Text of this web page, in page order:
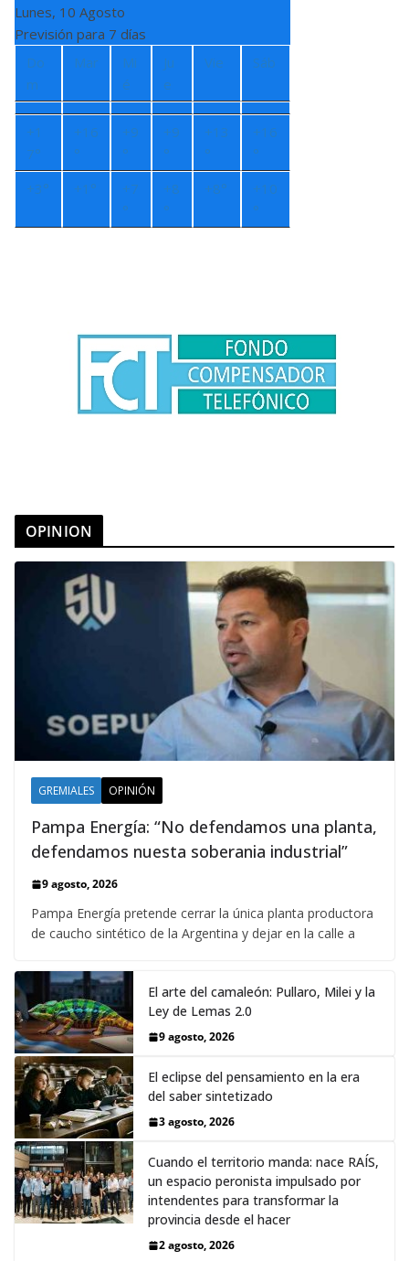
Lunes, 10 Agosto
Previsión para 7 días
Do
m
Mar
Mi
é
Ju
e
Vie Sáb
+1
7°
+16
°
+9
°
+9
°
+13
°
+16
°
+3° +1° +7
°
+8
°
+8° +10
°
OPINION
GREMIALES OPINIÓN
Pampa Energía: “No defendamos una planta,
defendamos nuesta soberania industrial”
9 agosto, 2026
Pampa Energía pretende cerrar la única planta productora
de caucho sintético de la Argentina y dejar en la calle a
El arte del camaleón: Pullaro, Milei y la
Ley de Lemas 2.0
9 agosto, 2026
El eclipse del pensamiento en la era
del saber sintetizado
3 agosto, 2026
Cuando el territorio manda: nace RAÍS,
un espacio peronista impulsado por
intendentes para transformar la
provincia desde el hacer
2 agosto, 2026